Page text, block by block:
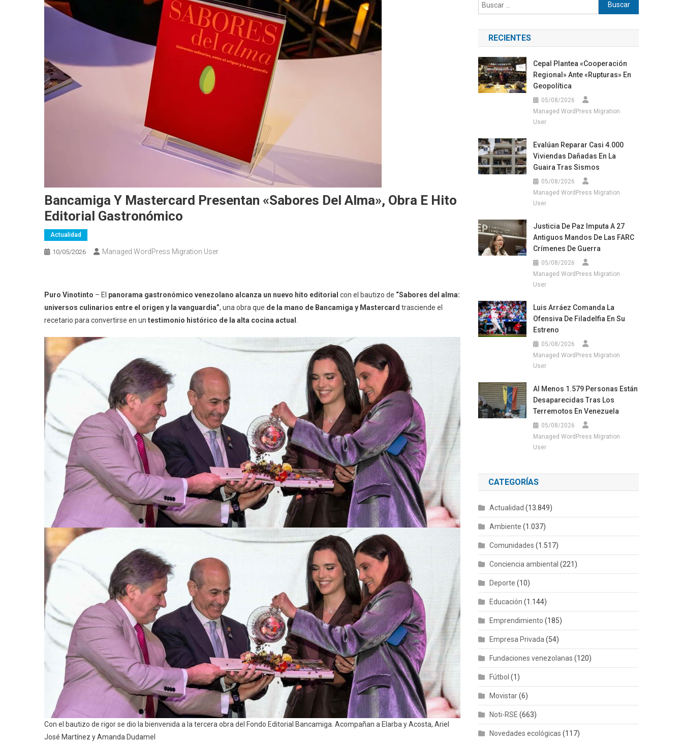
Bancamiga Y Mastercard Presentan «Sabores Del Alma», Obra E Hito
Editorial Gastronómico
Actualidad
10/05/2026 Managed WordPress Migration User
Puro Vinotinto – El panorama gastronómico venezolano alcanza un nuevo hito editorial con el bautizo de “Sabores del alma:
universos culinarios entre el origen y la vanguardia”, una obra que de la mano de Bancamiga y Mastercard trasciende el
recetario para convertirse en un testimonio histórico de la alta cocina actual
Con el bautizo de rigor se dio la bienvenida a la tercera obra del Fondo Editorial Bancamiga. Acompañan a Elarba y Acosta, Ariel
José Martínez y Amanda Dudamel
RECIENTES
Cepal Plantea «cooperación
Regional» Ante «rupturas» En
Geopolítica
05/08/2026
Managed WordPress Migration
User
Evalúan Reparar Casi 4.000
Viviendas Dañadas En La
Guaira Tras Sismos
05/08/2026
Managed WordPress Migration
User
Justicia De Paz Imputa A 27
Antiguos Mandos De Las FARC
Crímenes De Guerra
05/08/2026
Managed WordPress Migration
User
Luis Arráez Comanda La
Ofensiva De Filadelfia En Su
Estreno
05/08/2026
Managed WordPress Migration
User
Al Menos 1.579 Personas Están
Desaparecidas Tras Los
Terremotos En Venezuela
05/08/2026
Managed WordPress Migration
User
CATEGORÍAS
Actualidad (13.849)
Ambiente (1.037)
Comunidades (1.517)
Conciencia ambiental (221)
Deporte (10)
Educación (1.144)
Emprendimiento (185)
Empresa Privada (54)
Fundaciones venezolanas (120)
Fútbol (1)
Movistar(6)
Noti-RSE (663)
Novedades ecológicas (117)